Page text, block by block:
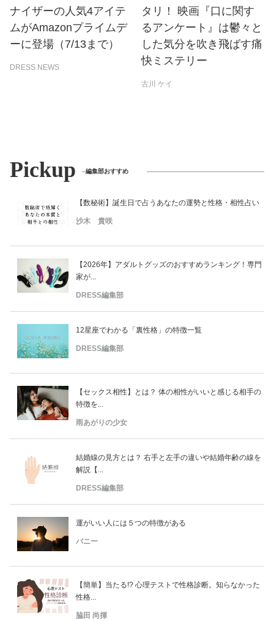
ナイザーの人気4アイテ
ムがAmazonプライムデ
ーに登場（7/13まで）
DRESS NEWS
タリ！ 映画『口に関す
るアンケート』は鬱々と
した気分を吹き飛ばす痛
快ミステリー
古川 ケイ
Pickup 編集部おすすめ
【数秘術】誕生日で占うあなたの運勢と性格・相性占い
沙木 貴咲
【2026年】アダルトグッズのおすすめランキング！専門
家が...
DRESS編集部
12星座でわかる「裏性格」の特徴一覧
DRESS編集部
【セックス相性】とは？ 体の相性がいいと感じる相手の
特徴を...
雨あがりの少女
結婚線の見方とは？ 右手と左手の違いや結婚年齢の線を
解説【...
DRESS編集部
運がいい人には５つの特徴がある
バニー
【簡単】当たる!? 心理テストで性格診断。知らなかった
性格...
脇田 尚揮